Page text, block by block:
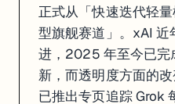
正式从「快速迭代轻
型旗舰赛道」。xAI 近
进，2025 年至今已完
新，而透明度方面的
已推出专页追踪 Grok